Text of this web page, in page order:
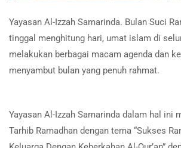
Yayasan Al-Izzah Samarinda. Bulan Suci
tinggal menghitung hari, umat islam di
melakukan berbagai macam agenda dan
menyambut bulan yang penuh rahmat.
Yayasan Al-Izzah Samarinda dalam hal ini
Tarhib Ramadhan dengan tema “Sukses